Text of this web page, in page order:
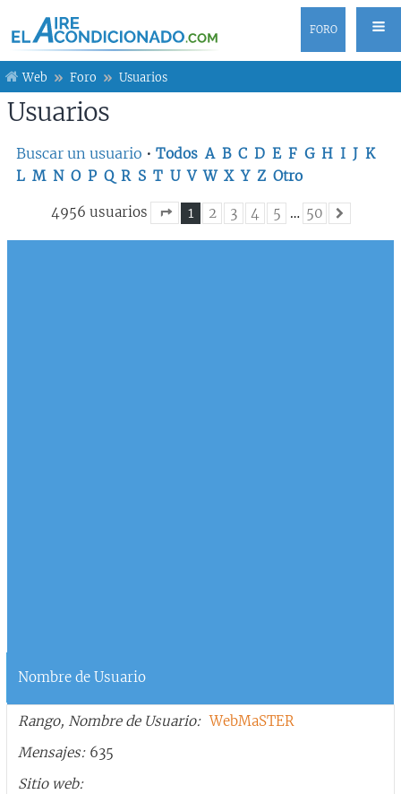
FORO
Web Foro Usuarios
Usuarios
Buscar un usuario • Todos A B C D E F G H I J K
L M N O P Q R S T U V W X Y Z Otro
4956 usuarios
Página1de50
1 2 3 4 5 … 50
Siguiente
Nombre de Usuario
Rango, Nombre de Usuario
WebMaSTER
Mensajes 635
Sitio web